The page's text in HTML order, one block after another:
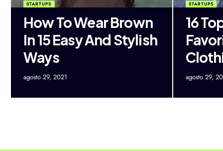
STARTUPS
How To Wear Brown
In 15 Easy And Stylish
Ways
agosto 29, 2021
STARTUPS
16
agosto 29,